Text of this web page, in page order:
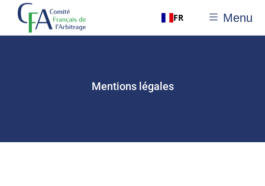
Menu
FR
Mentions légales